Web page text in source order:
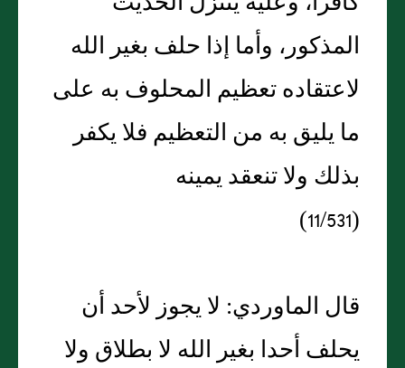
المذكور، وأما إذا حلف بغير الله
لاعتقاده تعظيم المحلوف به على
ما يليق به من التعظيم فلا يكفر
بذلك ولا تنعقد يمينه
(11/531)
قال الماوردي: لا يجوز لأحد أن
يحلف أحدا بغير الله لا بطلاق ولا